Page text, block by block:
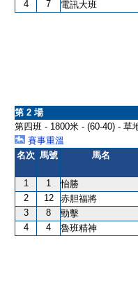
4
7 電訊大班
第 2 場
第四班 - 1800米 - (60-40) - 草
賽事重溫
名次 馬號 馬名
1 1 怡勝
2
12 赤胆福將
3
8 勁擊
4
4 魯班精神